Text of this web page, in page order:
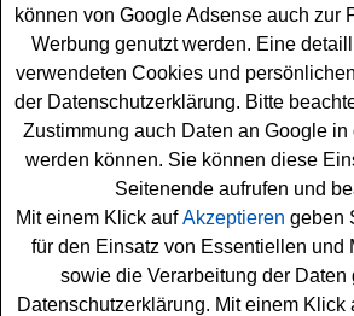
Ein kostenloses Zaubertopf
alle Gewinner, die gern tolle
Kaffeevollautomat gewinnen
in der Zeit um Weihnachten schöne
Gesamtwert von ca. 12250 Euro.
Zaubertopf Gewinnspiel gratis
müssen Sie nur kurz das kleine
können sich so Ihre Gewinnchance
haben Sie ja Glück? Auf jeden Fall
schon einmal fest gedrückt!
können von Google Adsense auch zur
Werbung genutzt werden. Eine
verwendeten Cookies und
der Datenschutzerklärung. Bitte
Zustimmung auch Daten an Google
werden können. Sie können diese
Seitenende aufrufen und
Mit einem Klick aufAkzeptieren geben
für den Einsatz von Essentiellen und
sowie die Verarbeitung der Daten
Datenschutzerklärung. Mit einem Klick